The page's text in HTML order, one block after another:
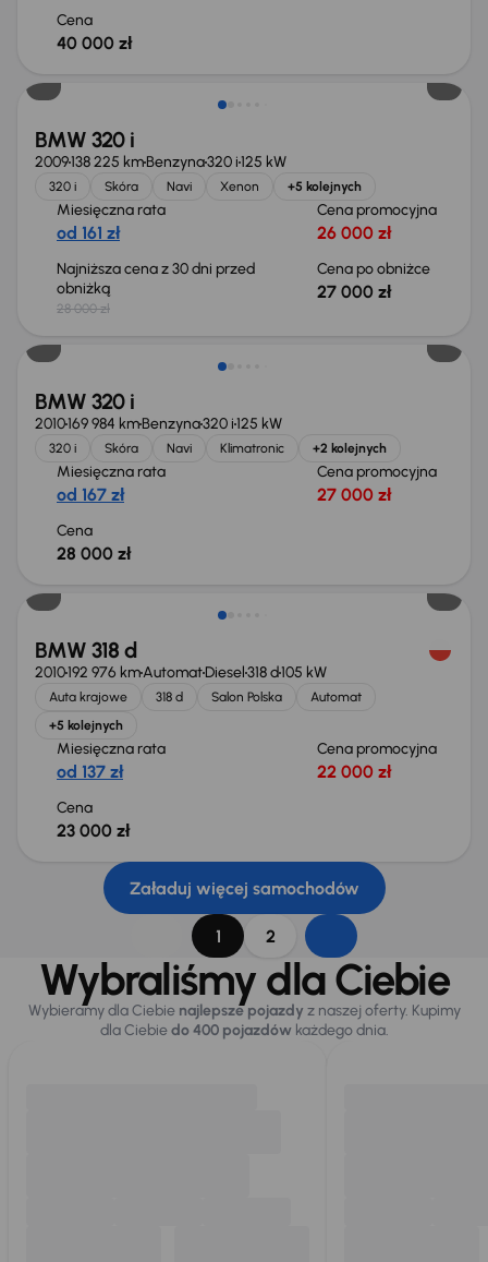
Cena
40 000 zł
BMW 320 i
2009138 225 kmBenzyna320 i125 kW
320 i Skóra Navi Xenon +5 kolejnych
Miesięczna rata
od 161 zł
Cena promocyjna
26 000 zł
Najniższa cena z 30 dni przed
obniżką
28 000 zł
Cena po obniżce
27 000 zł
BMW 320 i
2010169 984 kmBenzyna320 i125 kW
320 i Skóra Navi Klimatronic +2 kolejnych
Miesięczna rata
od 167 zł
Cena promocyjna
27 000 zł
Cena
28 000 zł
Świeżo skupione
BMW 318 d
2010192 976 kmAutomatDiesel318 d105 kW
Auta krajowe 318 d Salon Polska
Automat
+5 kolejnych
Miesięczna rata
od 137 zł
Cena promocyjna
22 000 zł
Cena
23 000 zł
Załaduj więcej samochodów
1 2
Wybraliśmy dla Ciebie
Wybieramy dla Ciebie najlepsze pojazdy z naszej oferty. Kupimy
dla Ciebiedo 400 pojazdówkażdego dnia.